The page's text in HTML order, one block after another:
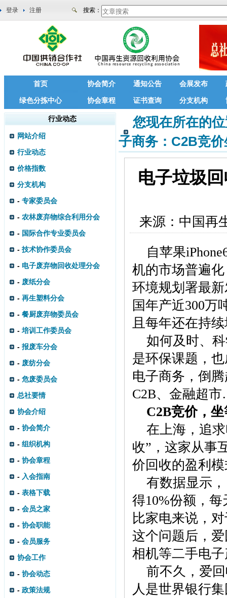
登录 注册 搜索：
首页 协会简介 通知公告 会展发布
绿色分拣中心 协会章程 证书查询 分支机构
行业动态
网站介绍
行业动态
价格指数
分支机构
- 专家委员会
- 农林废弃物综合利用分会
- 国际合作专业委员会
- 技术协作委员会
- 电子废弃物回收处理分会
- 废纸分会
- 再生塑料分会
- 餐厨废弃物委员会
-培训工作委员会
- 报废车分会
- 废纺分会
- 危废委员会
总社要情
协会介绍
- 协会简介
- 组织机构
- 协会章程
- 入会指南
- 表格下载
- 会员之家
- 协会职能
- 会员服务
协会工作
- 协会动态
- 政策法规
您现在所在的
子商务：C2B竞
电子垃圾
来源： 中国再
自苹果
机的市场普遍
环境规划署最
国年产近300万
且每年还在持
如何及时、
是环保课题，
电子商务，倒
C2B、金融超
C2B竞价，
在上海，追
收”，这家从事
价回收的盈利
有数据显示
得10%份额，
比家电来说，
这个问题后，
相机等二手电
前不久，爱
人是世界银行